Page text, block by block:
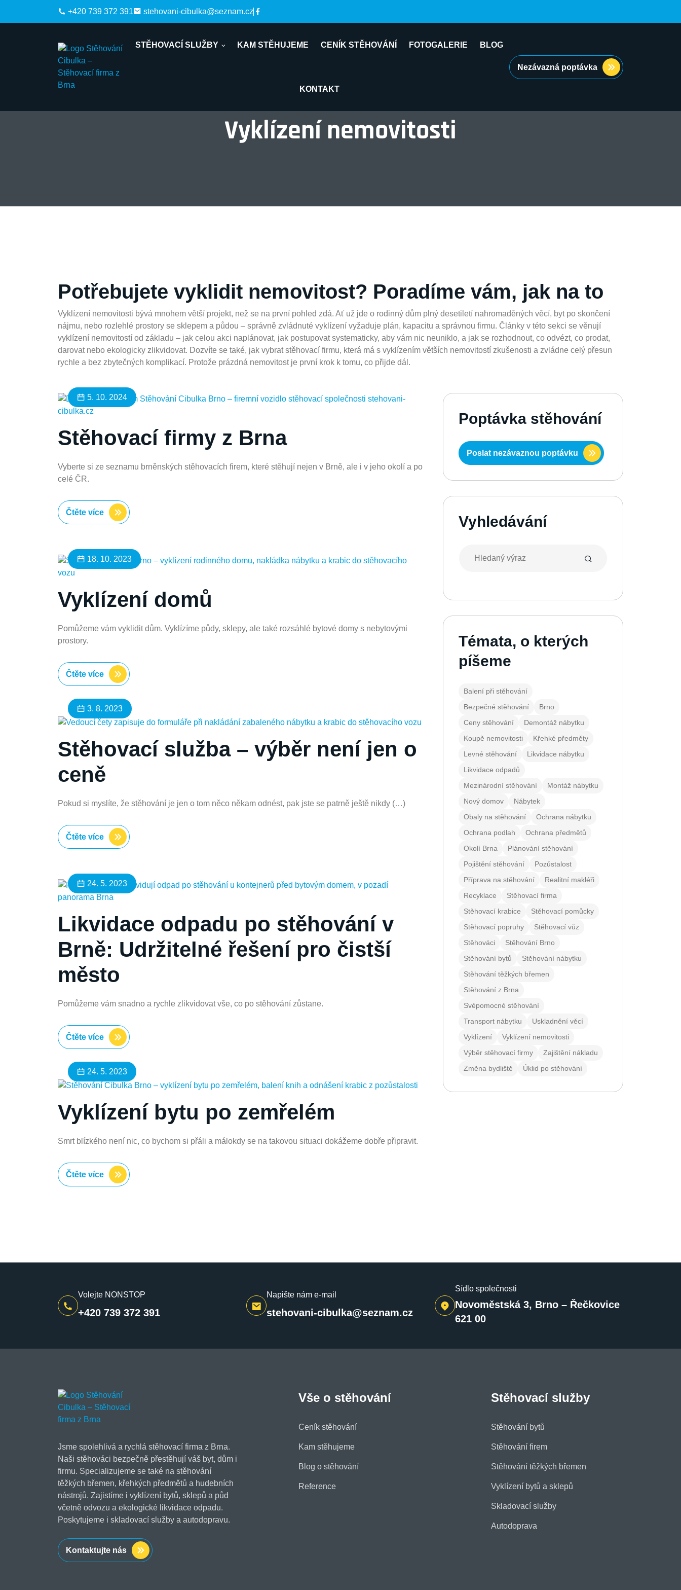
+420 739 372 391 stehovani-cibulka@seznam.cz
STĚHOVACÍ SLUŽBY KAM STĚHUJEME CENÍK STĚHOVÁNÍ FOTOGALERIE BLOG
KONTAKT
Nezávazná poptávka
Vyklízení nemovitosti
Potřebujete vyklidit nemovitost? Poradíme vám, jak na to
Vyklízení nemovitosti bývá mnohem větší projekt, než se na první pohled zdá. Ať už jde o rodinný dům plný desetiletí nahromaděných věcí, byt po skončení
nájmu, nebo rozlehlé prostory se sklepem a půdou – správně zvládnuté vyklízení vyžaduje plán, kapacitu a správnou firmu. Články v této sekci se věnují
vyklízení nemovitostí od základu – jak celou akci naplánovat, jak postupovat systematicky, aby vám nic neuniklo, a jak se rozhodnout, co odvézt, co prodat,
darovat nebo ekologicky zlikvidovat. Dozvíte se také, jak vybrat stěhovací firmu, která má s vyklízením větších nemovitostí zkušenosti a zvládne celý přesun
rychle a bez zbytečných komplikací. Protože prázdná nemovitost je první krok k tomu, co přijde dál.
5. 10. 2024
Stěhovací firmy z Brna
Vyberte si ze seznamu brněnských stěhovacích firem, které stěhují nejen v Brně, ale i v jeho okolí a po
celé ČR.
Čtěte více
18. 10. 2023
Vyklízení domů
Pomůžeme vám vyklidit dům. Vyklízíme půdy, sklepy, ale také rozsáhlé bytové domy s nebytovými
prostory.
Čtěte více
3. 8. 2023
Stěhovací služba – výběr není jen o
ceně
Pokud si myslíte, že stěhování je jen o tom něco někam odnést, pak jste se patrně ještě nikdy (…)
Čtěte více
24. 5. 2023
Likvidace odpadu po stěhování v
Brně: Udržitelné řešení pro čistší
město
Pomůžeme vám snadno a rychle zlikvidovat vše, co po stěhování zůstane.
Čtěte více
24. 5. 2023
Vyklízení bytu po zemřelém
Smrt blízkého není nic, co bychom si přáli a málokdy se na takovou situaci dokážeme dobře připravit.
Čtěte více
Poptávka stěhování
Poslat nezávaznou poptávku
Vyhledávání
Témata, o kterých
píšeme
Balení při stěhování
Bezpečné stěhování
Brno
Ceny stěhování
Demontáž nábytku
Koupě nemovitosti
Křehké předměty
Levné stěhování
Likvidace nábytku
Likvidace odpadů
Mezinárodní stěhování
Montáž nábytku
Nový domov
Nábytek
Obaly na stěhování
Ochrana nábytku
Ochrana podlah
Ochrana předmětů
Okolí Brna
Plánování stěhování
Pojištění stěhování
Pozůstalost
Příprava na stěhování
Realitní makléři
Recyklace
Stěhovací firma
Stěhovací krabice
Stěhovací pomůcky
Stěhovací popruhy
Stěhovací vůz
Stěhováci
Stěhování Brno
Stěhování bytů
Stěhování nábytku
Stěhování těžkých břemen
Stěhování z Brna
Svépomocné stěhování
Transport nábytku
Uskladnění věcí
Vyklízení
Vyklízení nemovitosti
Výběr stěhovací firmy
Zajištění nákladu
Změna bydliště
Úklid po stěhování
Volejte NONSTOP
+420 739 372 391
Napište nám e-mail
stehovani-cibulka@seznam.cz
Sídlo společnosti
Novoměstská 3, Brno – Řečkovice
621 00
Jsme spolehlivá a rychlá stěhovací firma z Brna.
Naši stěhováci bezpečně přestěhují váš byt, dům i
firmu. Specializujeme se také na stěhování
těžkých břemen, křehkých předmětů a hudebních
nástrojů. Zajistíme i vyklízení bytů, sklepů a půd
včetně odvozu a ekologické likvidace odpadu.
Poskytujeme i skladovací služby a autodopravu.
Kontaktujte nás
Vše o stěhování
Ceník stěhování
Kam stěhujeme
Blog o stěhování
Reference
Stěhovací služby
Stěhování bytů
Stěhování firem
Stěhování těžkých břemen
Vyklízení bytů a sklepů
Skladovací služby
Autodoprava